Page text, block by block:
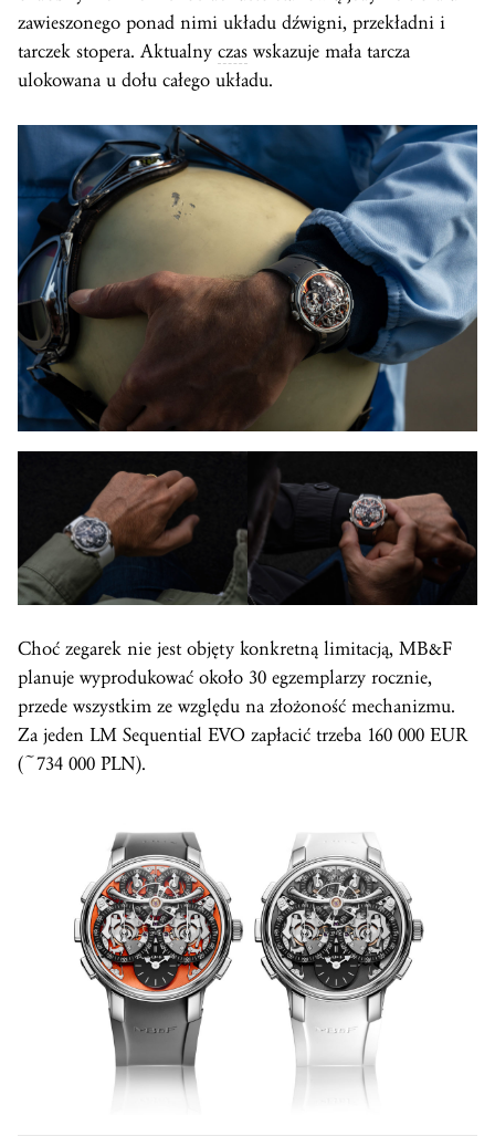
zawieszonego ponad nimi układu dźwigni, przekładni i
tarczek stopera. Aktualny czas wskazuje mała tarcza
ulokowana u dołu całego układu.
Choć zegarek nie jest objęty konkretną limitacją, MB&F
planuje wyprodukować około 30 egzemplarzy rocznie,
przede wszystkim ze względu na złożoność mechanizmu.
Za jeden LM Sequential EVO zapłacić trzeba 160 000 EUR
(~734 000 PLN).